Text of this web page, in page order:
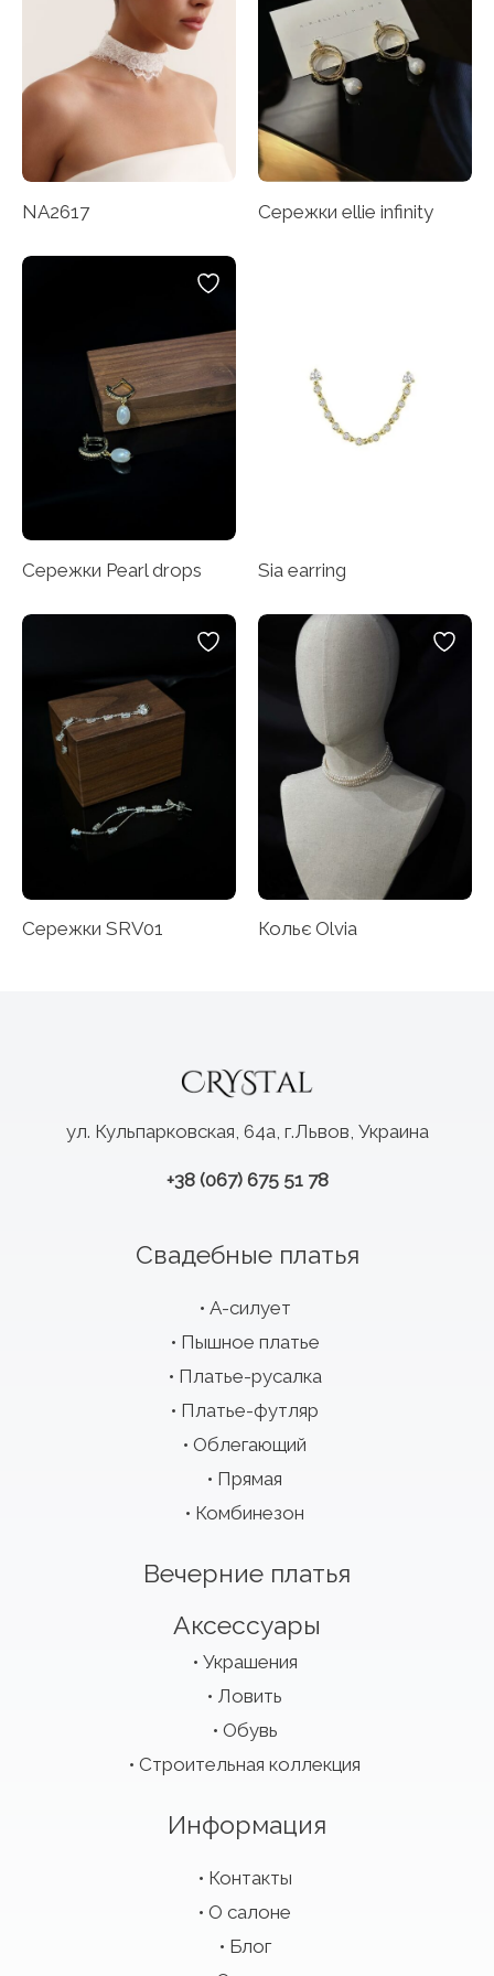
NA2617 Сережки ellie infinity
Сережки Pearl drops Sia earring
Сережки SRV01 Кольє Olvia
ул. Кульпарковская, 64а, г.Львов, Украина
+38 (067) 675 51 78
Свадебные платья
А-силует
Пышное платье
Платье-русалка
Платье-футляр
Облегающий
Прямая
Комбинезон
Вечерние платья
Аксессуары
Украшения
Ловить
Обувь
Строительная коллекция
Информация
Контакты
О салоне
Блог